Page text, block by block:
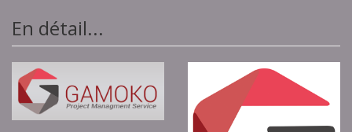
En détail...